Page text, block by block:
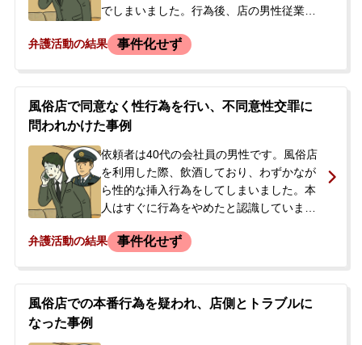
た状況でしたが、書面を交わして確実に問
依頼いただくことになりました。
でしまいました。行為後、店の男性従業員
めた上で免許証のコピーを渡しました。さ
の意を示すためとしてその場で現金2万
4000円を支払いました。警察沙汰にはなっ
ていなかったものの、今後の請求や刑事事
件化を不安に思い、示談による解決を希望
して当事務所へ相談されました。
弁護活動の結果 事件化せず
風俗店で同意なく性行為を行い、不同意性交罪に
問われかけた事例
依頼者は40代の会社員の男性です。風俗店
を利用した際、飲酒しており、わずかなが
ら性的な挿入行為をしてしまいました。本
人はすぐに行為をやめたと認識していまし
害届を出す」と連絡を受けました。今後の
せんでした。
弁護活動の結果 事件化せず
風俗店での本番行為を疑われ、店側とトラブルに
なった事例